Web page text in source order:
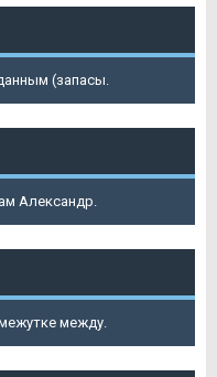
(запасы.
Александр.
между.